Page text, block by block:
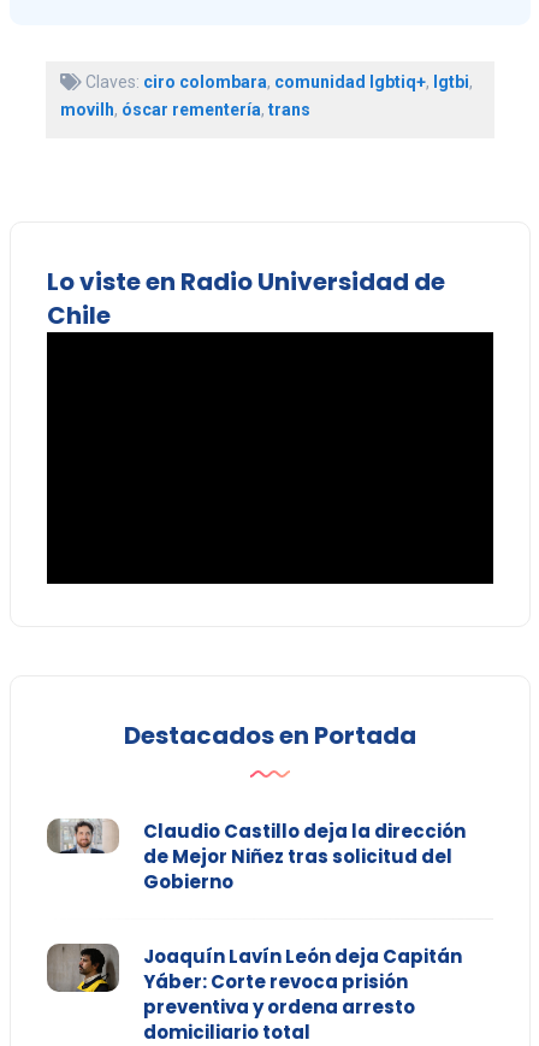
Claves: ciro colombara, comunidad lgbtiq+, lgtbi,
movilh, óscar rementería, trans
Lo viste en Radio Universidad de
Chile
Destacados en Portada
Claudio Castillo deja la dirección
de Mejor Niñez tras solicitud del
Gobierno
Joaquín Lavín León deja Capitán
Yáber: Corte revoca prisión
preventiva y ordena arresto
domiciliario total